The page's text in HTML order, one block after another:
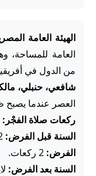
الهيئة العامة
العامة للمساحة،
من الدول في
شافعي، حنبلي،
العصر عندما يصبح
ركعات صلاة الفجْر:
السنة قبل الفرض:
الفرض:
السنة بعد الفرض: